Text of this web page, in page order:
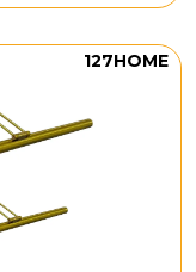
127HOME